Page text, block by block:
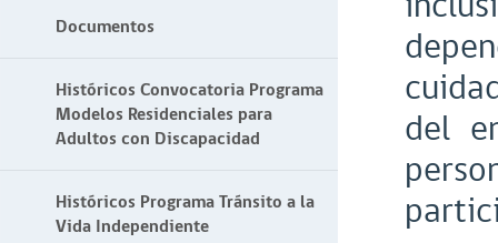
Documentos
Históricos Convocatoria Programa
Modelos Residenciales para
Adultos con Discapacidad
Históricos Programa Tránsito a la
Vida Independiente
del